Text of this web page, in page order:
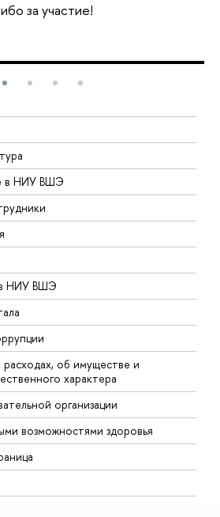
за участие!
в НИУ ВШЭ
НИУ ВШЭ
об имуществе и
характера
организации
возможностями здоровья